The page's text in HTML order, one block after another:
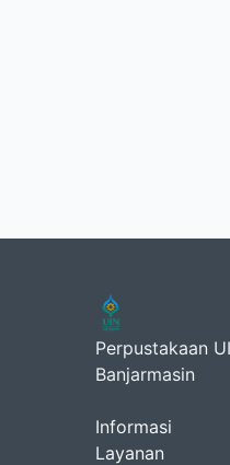
Perpustakaan
Banjarmasin
Informasi
Layanan